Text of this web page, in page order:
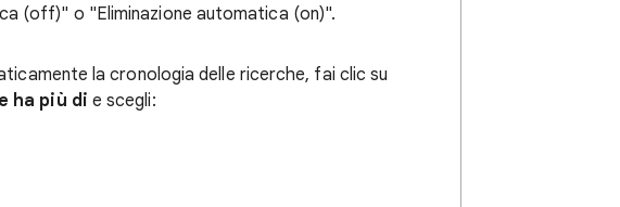
(off)" o "Eliminazione automatica (on)".
la cronologia delle ricerche, fai clic su
ha più di e scegli: